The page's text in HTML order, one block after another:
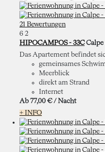
21 Bewertungen
6 2
HIPOCAMPOS - 33C
Das Apartement befindet
gemeinsames
Meerblick
direkt am Strand
Internet
Ab 77,00 € / Nacht
+ INFO